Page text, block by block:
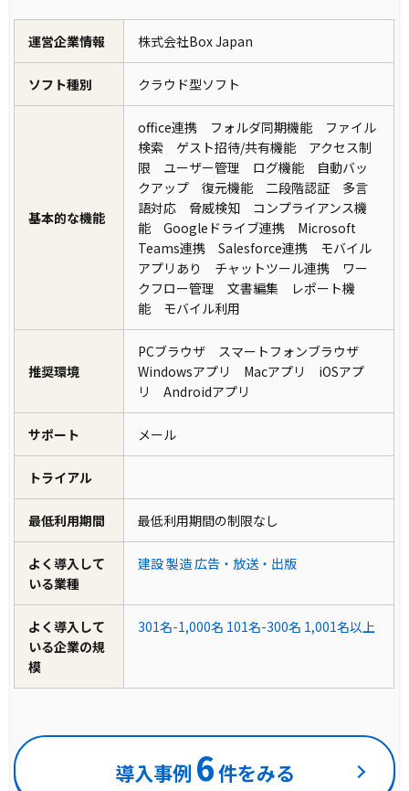
運営企業情報 株式会社Box Japan
ソフト種別 クラウド型ソフト
基本的な機能
office連携 フォルダ同期機能 ファイル
検索 ゲスト招待/共有機能 アクセス制
限 ユーザー管理 ログ機能 自動バッ
クアップ 復元機能 二段階認証 多言
語対応 脅威検知 コンプライアンス機
能 Googleドライブ連携 Microsoft
Teams連携 Salesforce連携 モバイル
アプリあり チャットツール連携 ワー
クフロー管理 文書編集 レポート機
能 モバイル利用
推奨環境
PCブラウザ スマートフォンブラウザ
Windowsアプリ Macアプリ iOSアプ
リ Androidアプリ
サポート メール
トライアル
最低利用期間 最低利用期間の制限なし
よく導入して
いる業種
建設製造 広告・放送・出版
よく導入して
いる企業の規
模
301名-1,000名 101名-300名 1,001名以上
導入事例 6件をみる